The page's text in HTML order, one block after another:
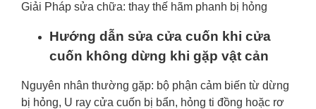
Giải Pháp sửa chữa: thay thế hãm phanh bị hỏng
Hướng dẫn sửa cửa cuốn khi cửa
cuốn không dừng khi gặp vật cản
Nguyên nhân thường gặp: bộ phận cảm biến từ dừng
bị hỏng, U ray cửa cuốn bị bẩn, hỏng ti đồng hoặc rơ